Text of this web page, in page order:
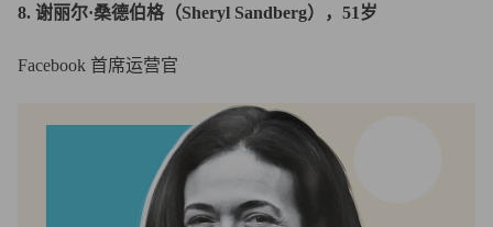
8. 谢丽尔·桑德伯格（Sheryl Sandberg），51岁
Facebook 首席运营官